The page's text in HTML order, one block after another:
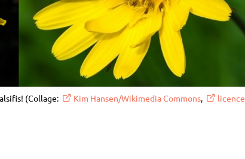
(Collage: Kim Hansen/Wikimedia Commons,
licence